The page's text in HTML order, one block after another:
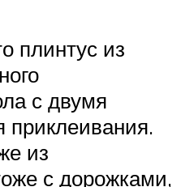
плинтус из
с двумя
из
с дорожками,